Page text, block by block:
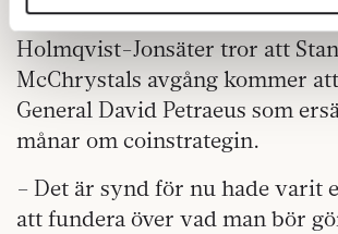
Om du vill läsa mer om hur vi hanterar
Varken Thomas Ruttig eller
Holmqvist-Jonsäter tror att
McChrystals avgång kommer
General David Petraeus som
månar om coinstrategin.
– Det är synd för nu hade varit
att fundera över vad man bör